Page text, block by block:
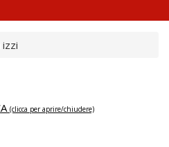
(clicca per aprire/chiudere)